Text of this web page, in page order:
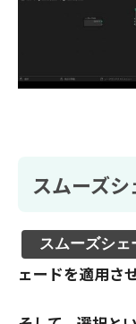
スムーズ
スムーズシェ
ェードを適用さ